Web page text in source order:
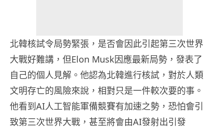
北韓核試令局勢緊張，是否會因此引起第三次世界
大戰好難講，但Elon Musk因應最新局勢，發表了
自己的個人見解。他認為北韓進行核試，對於人類
文明存亡的風險來說，相對只是一件較次要的事。
他看到AI人工智能軍備競賽有加速之勢，恐怕會引
致第三次世界大戰，甚至將會由AI發射出引發